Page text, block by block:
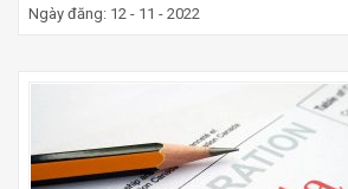
Ngày đăng: 12 - 11 - 2022